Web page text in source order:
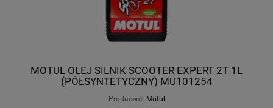
MOTUL OLEJ SILNIK SCOOTER EXPERT 2T 1L
(PÓŁSYNTETYCZNY) MU101254
Producent: Motul